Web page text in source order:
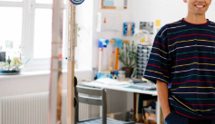
ESPACES DE PRATIQUE
Recherche
Connexion